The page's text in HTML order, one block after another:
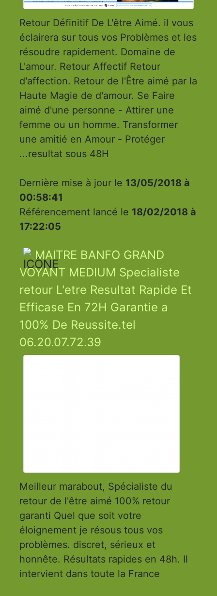
Retour Définitif De L'être Aimé. il vous
éclairera sur tous vos Problèmes et les
résoudre rapidement. Domaine de
L'amour. Retour Affectif Retour
d'affection. Retour de l'Être aimé par la
Haute Magie de d'amour. Se Faire
aimé d'une personne - Attirer une
femme ou un homme. Transformer
une amitié en Amour - Protéger
...resultat sous 48H
Dernière mise à jour le 13/05/2018 à
00:58:41
Référencement lancé le 18/02/2018 à
17:22:05
MAITRE BANFO GRAND
VOYANT MEDIUM Specialiste
retour L'etre Resultat Rapide Et
Efficase En 72H Garantie a
100% De Reussite.tel
06.20.07.72.39
Meilleur marabout, Spécialiste du
retour de l'être aimé 100% retour
garanti Quel que soit votre
éloignement je résous tous vos
problèmes. discret, sérieux et
honnête. Résultats rapides en 48h. Il
intervient dans toute la France